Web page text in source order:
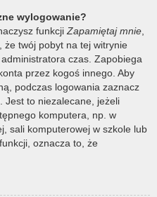
wylogowanie?
funkcji Zapamiętaj mnie
twój pobyt na tej witrynie
czas. Zapobiega
przez kogoś innego. Aby
podczas logowania zaznacz
. Jest to niezalecane, jeżeli
komputera, np. w
sali komputerowej w szkole lub
oznacza to, że